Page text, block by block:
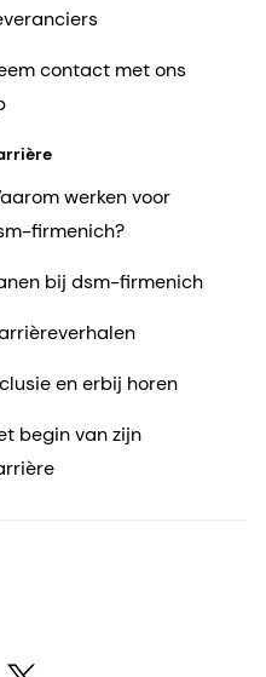
contact met ons
werken voor
firmenich?
bij dsm-firmenich
en erbij horen
begin van zijn